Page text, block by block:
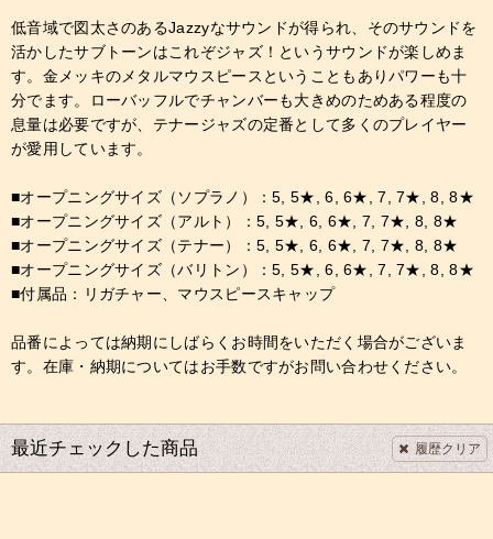
低音域で図太さのあるJazzyなサウンドが得られ、そのサウンドを
活かしたサブトーンはこれぞジャズ！というサウンドが楽しめま
す。金メッキのメタルマウスピースということもありパワーも十
分でます。ローバッフルでチャンバーも大きめのためある程度の
息量は必要ですが、テナージャズの定番として多くのプレイヤー
が愛用しています。
■オープニングサイズ（ソプラノ）：5, 5★, 6, 6★, 7, 7★, 8, 8★
■オープニングサイズ（アルト）：5, 5★, 6, 6★, 7, 7★, 8, 8★
■オープニングサイズ（テナー）：5, 5★, 6, 6★, 7, 7★, 8, 8★
■オープニングサイズ（バリトン）：5, 5★, 6, 6★, 7, 7★, 8, 8★
■付属品：リガチャー、マウスピースキャップ
品番によっては納期にしばらくお時間をいただく場合がございま
す。在庫・納期についてはお手数ですがお問い合わせください。
最近チェックした商品 履歴クリア